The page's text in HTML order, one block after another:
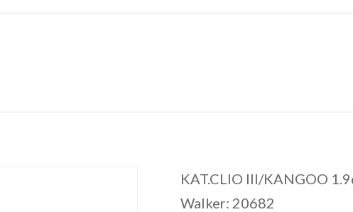
KAT.CLIO III/KANGOO
Walker: 20682